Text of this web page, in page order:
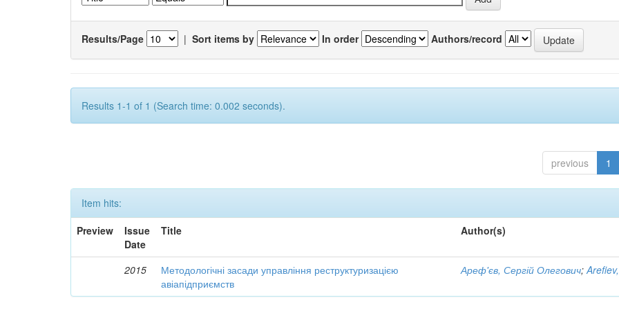
Results/Page | Sort items by In order Authors/record
Results 1-1 of 1 (Search time: 0.002 seconds).
previous 1
Item hits:
Preview
Issue
Date
Title Author(s)
2015
Методологічні засади управління реструктуризацією
авіапідприємств
Ареф'єв, Сергій Олегович;